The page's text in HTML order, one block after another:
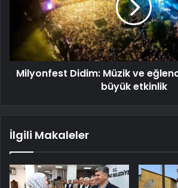
Milyonfest Didim: Müzik ve
büyük etkinlik
İlgili Makaleler